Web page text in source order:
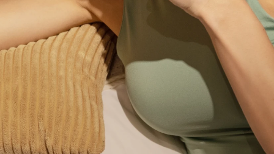
我的订阅
FAQ™ Dual LED Panel
热门产品
发货国家
美国 预计送达日期 12/8/26
英国 预计送达日期11/8/26
西班牙 11/8/26
澳大利亚 预计送达日期 14/8/26